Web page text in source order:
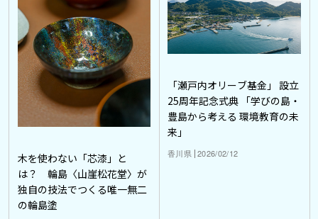
木を使わない「芯漆」と
は？ 輪島〈山崖松花堂〉が
独自の技法でつくる唯一無二
の輪島塗
「瀬戸内オリーブ基金」 設立
25周年記念式典 「学びの島・
豊島から考える 環境教育の未
来」
香川県 2026/02/12